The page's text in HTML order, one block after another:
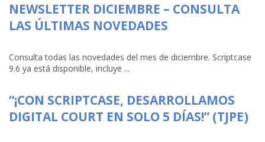
NEWSLETTER DICIEMBRE – CONSULTA
LAS ÚLTIMAS NOVEDADES
Consulta todas las novedades del mes de diciembre. Scriptcase
9.6 ya está disponible, incluye ...
“¡CON SCRIPTCASE, DESARROLLAMOS
DIGITAL COURT EN SOLO 5 DÍAS!” (TJPE)